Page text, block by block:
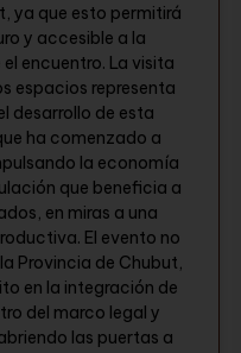
ya que esto permitirá
y accesible a la
encuentro. La visita
espacios representa
desarrollo de esta
ha comenzado a
la economía
que beneficia a
en miras a una
El evento no
Provincia de Chubut,
en la integración de
del marco legal y
las puertas a